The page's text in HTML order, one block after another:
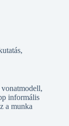
informális
a munka